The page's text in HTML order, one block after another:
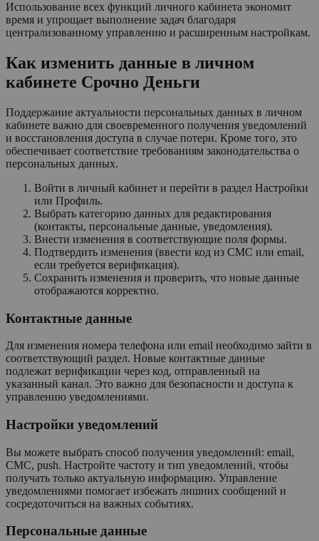
Использование всех функций личного кабинета экономит
время и упрощает выполнение задач благодаря
централизованному управлению и расширенным настройкам.
Как изменить данные в личном
кабинете Срочно Деньги
Поддержание актуальности персональных данных в личном
кабинете важно для своевременного получения уведомлений
и восстановления доступа в случае потери. Кроме того, это
обеспечивает соответствие требованиям законодательства о
персональных данных.
Войти в личный кабинет и перейти в раздел Настройки
или Профиль.
Выбрать категорию данных для редактирования
(контакты, персональные данные, уведомления).
Внести изменения в соответствующие поля формы.
Подтвердить изменения (ввести код из СМС или email,
если требуется верификация).
Сохранить изменения и проверить, что новые данные
отображаются корректно.
Контактные данные
Для изменения номера телефона или email необходимо зайти в
соответствующий раздел. Новые контактные данные
подлежат верификации через код, отправленный на
указанный канал. Это важно для безопасности и доступа к
управлению уведомлениями.
Настройки уведомлений
Вы можете выбрать способ получения уведомлений: email,
СМС, push. Настройте частоту и тип уведомлений, чтобы
получать только актуальную информацию. Управление
уведомлениями помогает избежать лишних сообщений и
сосредоточиться на важных событиях.
Персональные данные